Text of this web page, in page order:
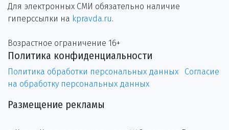
Для электронных СМИ обязательно наличие
гиперссылки на kpravda.ru.
Возрастное ограничение 16+
Политика конфиденциальности
Политика обработки персональных данных
Согласие
на обработку персональных данных
Размещение рекламы